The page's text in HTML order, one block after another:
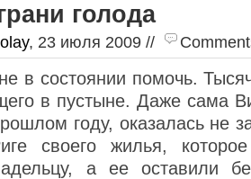
голода
, 23 июля 2009 //
в состоянии помочь.
в пустыне. Даже сама
году, оказалась не
своего жилья,
а ее оставили